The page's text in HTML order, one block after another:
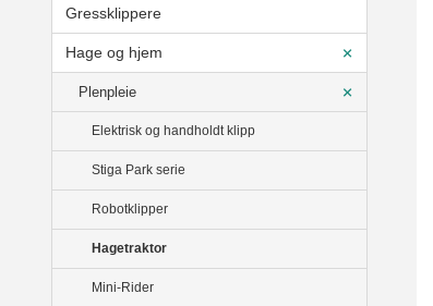
Gressklippere
Hage og hjem
Plenpleie
Elektrisk og handholdt klipp
Stiga Park serie
Robotklipper
Hagetraktor
Mini-Rider